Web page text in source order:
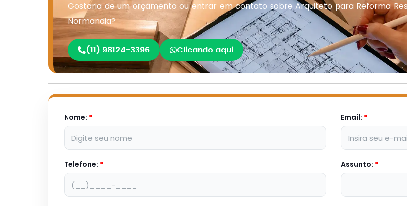
Gostaria de um orçamento ou entrar em contato sobre Arquiteto para Reforma
Normandia?
(11) 98124-3396 Clicando aqui
Nome: * Email: *
Telefone: * Assunto: *